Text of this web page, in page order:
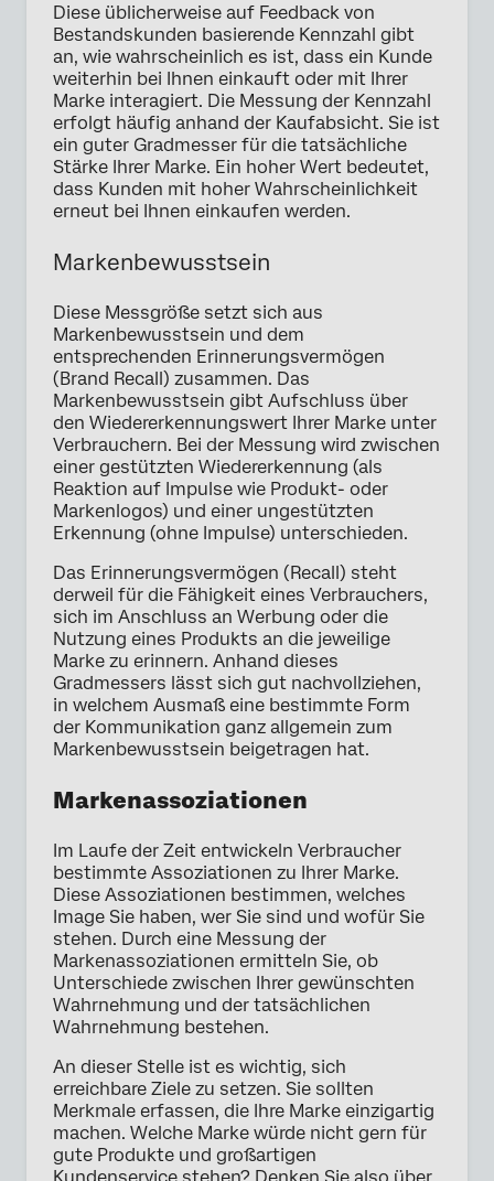
Diese üblicherweise auf Feedback von
Bestandskunden basierende Kennzahl gibt
an, wie wahrscheinlich es ist, dass ein Kunde
weiterhin bei Ihnen einkauft oder mit Ihrer
Marke interagiert. Die Messung der Kennzahl
erfolgt häufig anhand der Kaufabsicht. Sie ist
ein guter Gradmesser für die tatsächliche
Stärke Ihrer Marke. Ein hoher Wert bedeutet,
dass Kunden mit hoher Wahrscheinlichkeit
erneut bei Ihnen einkaufen werden.
Markenbewusstsein
Diese Messgröße setzt sich aus
Markenbewusstsein und dem
entsprechenden Erinnerungsvermögen
(Brand Recall) zusammen. Das
Markenbewusstsein gibt Aufschluss über
den Wiedererkennungswert Ihrer Marke unter
Verbrauchern. Bei der Messung wird zwischen
einer gestützten Wiedererkennung (als
Reaktion auf Impulse wie Produkt- oder
Markenlogos) und einer ungestützten
Erkennung (ohne Impulse) unterschieden.
Das Erinnerungsvermögen (Recall) steht
derweil für die Fähigkeit eines Verbrauchers,
sich im Anschluss an Werbung oder die
Nutzung eines Produkts an die jeweilige
Marke zu erinnern. Anhand dieses
Gradmessers lässt sich gut nachvollziehen,
in welchem Ausmaß eine bestimmte Form
der Kommunikation ganz allgemein zum
Markenbewusstsein beigetragen hat.
Markenassoziationen
Im Laufe der Zeit entwickeln Verbraucher
bestimmte Assoziationen zu Ihrer Marke.
Diese Assoziationen bestimmen, welches
Image Sie haben, wer Sie sind und wofür Sie
stehen. Durch eine Messung der
Markenassoziationen ermitteln Sie, ob
Unterschiede zwischen Ihrer gewünschten
Wahrnehmung und der tatsächlichen
Wahrnehmung bestehen.
An dieser Stelle ist es wichtig, sich
erreichbare Ziele zu setzen. Sie sollten
Merkmale erfassen, die Ihre Marke einzigartig
machen. Welche Marke würde nicht gern für
gute Produkte und großartigen
Kundenservice stehen? Denken Sie also über